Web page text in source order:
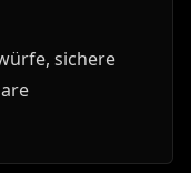
sichere